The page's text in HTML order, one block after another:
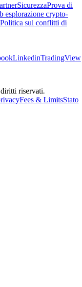
SicurezzaProva di
esplorazione crypto-
Politica sui conflitti di
LinkedinTradingView
riservati.
Fees & LimitsStato